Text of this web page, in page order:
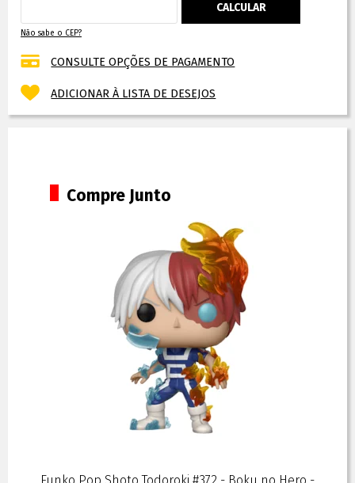
Não sabe o CEP?
CONSULTE OPÇÕES DE PAGAMENTO
ADICIONAR À LISTA DE DESEJOS
Compre Junto